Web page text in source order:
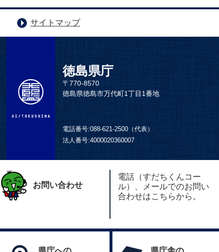
サイトマップ
徳島県庁
〒770-8570
徳島県徳島市万代町1丁目1番地
電話番号:088-621-2500（代表）
法人番号:4000020360007
お問い合わせ
電話（すだちくんコー
ル）、メールでのお問い
合わせはこちらから。